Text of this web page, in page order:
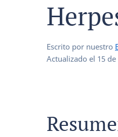
Escrito por nuestro
Actualizado el 15